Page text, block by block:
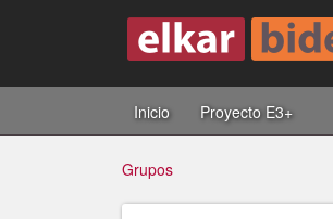
Inicio Proyecto E3+
Grupos